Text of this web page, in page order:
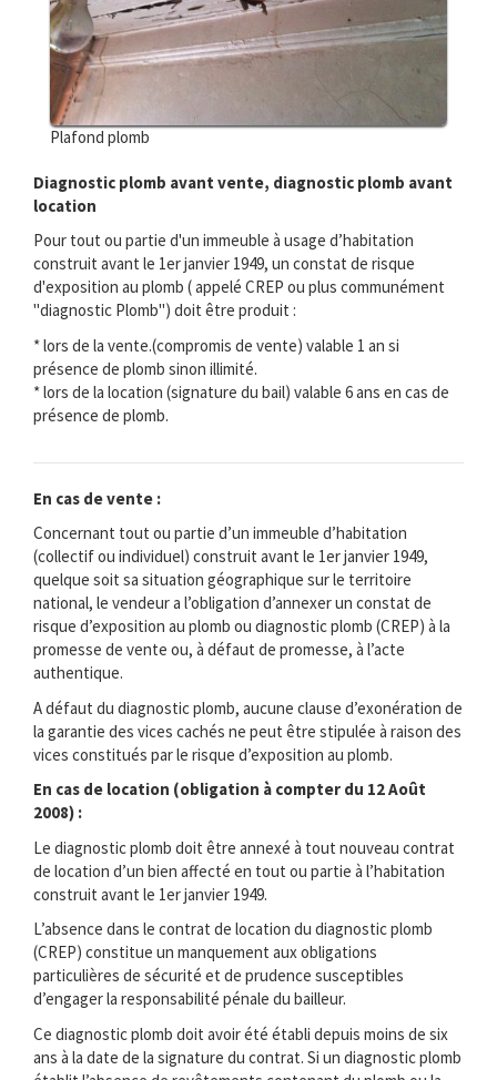
Plafond plomb
Diagnostic plomb avant vente, diagnostic plomb avant
location
Pour tout ou partie d'un immeuble à usage d’habitation
construit avant le 1er janvier 1949, un constat de risque
d'exposition au plomb ( appelé CREP ou plus communément
"diagnostic Plomb") doit être produit :
* lors de la vente.(compromis de vente) valable 1 an si
présence de plomb sinon illimité.
* lors de la location (signature du bail) valable 6 ans en cas de
présence de plomb.
En cas de vente :
Concernant tout ou partie d’un immeuble d’habitation
(collectif ou individuel) construit avant le 1er janvier 1949,
quelque soit sa situation géographique sur le territoire
national, le vendeur a l’obligation d’annexer un constat de
risque d’exposition au plomb ou diagnostic plomb (CREP) à la
promesse de vente ou, à défaut de promesse, à l’acte
authentique.
A défaut du diagnostic plomb, aucune clause d’exonération de
la garantie des vices cachés ne peut être stipulée à raison des
vices constitués par le risque d’exposition au plomb.
En cas de location (obligation à compter du 12 Août
2008) :
Le diagnostic plomb doit être annexé à tout nouveau contrat
de location d’un bien affecté en tout ou partie à l’habitation
construit avant le 1er janvier 1949.
L’absence dans le contrat de location du diagnostic plomb
(CREP) constitue un manquement aux obligations
particulières de sécurité et de prudence susceptibles
d’engager la responsabilité pénale du bailleur.
Ce diagnostic plomb doit avoir été établi depuis moins de six
ans à la date de la signature du contrat. Si un diagnostic plomb